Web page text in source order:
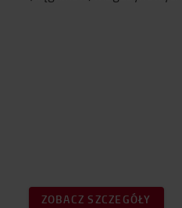
ZOBACZ SZCZEGÓŁY